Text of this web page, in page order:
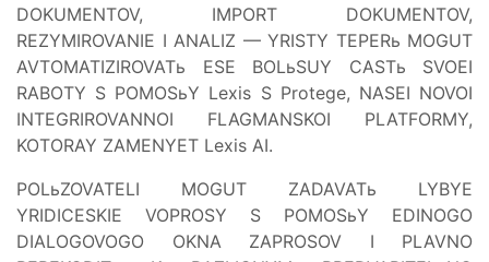
DOKUMENTOV, IMPORT DOKUMENTOV,
REZYMIROVANIE I ANALIZ — YRISTY TEPERь MOGUT
AVTOMATIZIROVATь ESE BOLьSUY CASTь SVOEI
RABOTY S POMOSьY Lexis S Protege, NASEI NOVOI
INTEGRIROVANNOI FLAGMANSKOI PLATFORMY,
KOTORAY ZAMENYET Lexis AI.
POLьZOVATELI MOGUT ZADAVATь LYBYE
YRIDICESKIE VOPROSY S POMOSьY EDINOGO
DIALOGOVOGO OKNA ZAPROSOV I PLAVNO